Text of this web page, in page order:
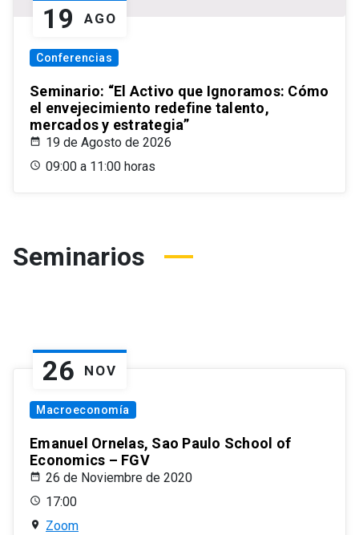
19 AGO
Conferencias
Seminario: “El Activo que Ignoramos: Cómo
el envejecimiento redefine talento,
mercados y estrategia”
19 de Agosto de 2026
09:00 a 11:00 horas
Seminarios
26 NOV
Macroeconomía
Emanuel Ornelas, Sao Paulo School of
Economics – FGV
26 de Noviembre de 2020
17:00
Zoom